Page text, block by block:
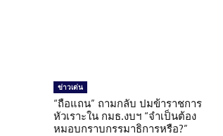
ข่าวเด่น
“ถือแถน” ถามกลับ ปมข้าราชการ
หัวเราะใน กมธ.งบฯ “จำเป็นต้อง
หมอบกราบกรรมาธิการหรือ?”